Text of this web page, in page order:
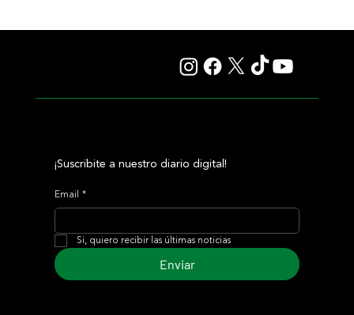
¡Suscribite a nuestro diario digital!
Email *
Si, quiero recibir las últimas noticias
Enviar